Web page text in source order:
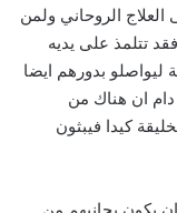
العلاج الروحاني ولمن
تتلمذ على يديه
ليواصلو بدورهم ايضا
دام ان هناك من
كيدا فيبثون